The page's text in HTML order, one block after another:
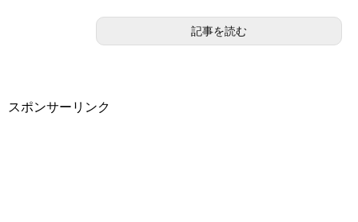
記事を読む
スポンサーリンク